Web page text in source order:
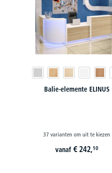
Balie-elemente ELINUS
37 varianten om uit te kiezen
vanaf € 242,10